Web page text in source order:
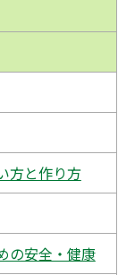
方と作り方
の安全・健康